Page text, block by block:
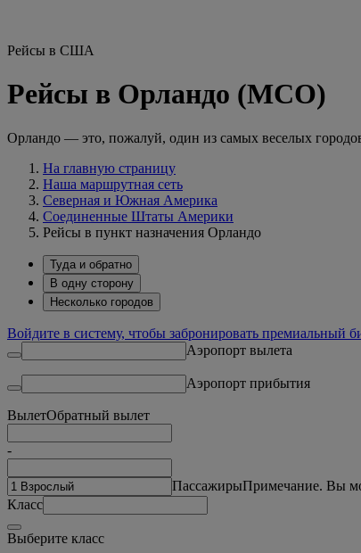
Рейсы в США
Рейсы в Орландо (MCO)
Орландо — это, пожалуй, один из самых веселых
На главную страницу
Наша маршрутная сеть
Северная и Южная Америка
Соединенные Штаты Америки
Рейсы в пункт назначения Орландо
Туда и обратно
В одну сторону
Несколько городов
Войдите в систему, чтобы забронировать премиальный
Аэропорт вылета
Аэропорт прибытия
ВылетОбратный вылет
-
ПассажирыПримечание. Вы
Класс
Выберите класс